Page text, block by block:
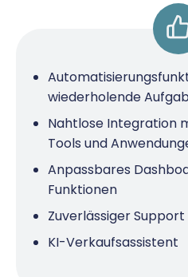
wiederholende
Nahtlose Integration
Tools und
Anpassbares
Funktionen
Zuverlässiger Support
KI-Verkaufsassistent